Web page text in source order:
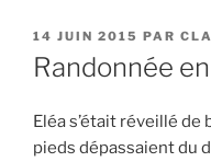
P
U
B
I
L
14 JUIN 2015 PAR
Randonnée
Eléa s’était réveillé de
pieds dépassaient du